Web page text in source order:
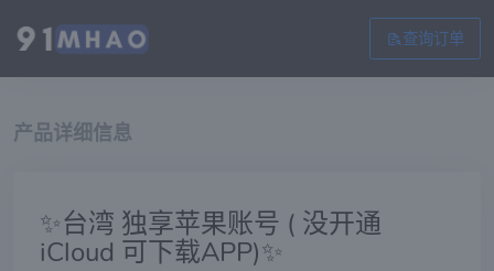
查询订单
产品详细信息
✨台湾 独享苹果账号 ( 没开通
iCloud 可下载APP)✨